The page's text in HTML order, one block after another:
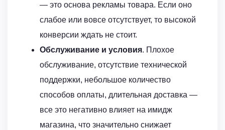
— это основа рекламы товара. Если оно
слабое или вовсе отсутствует, то высокой
конверсии ждать не стоит.
Обслуживание и условия. Плохое
обслуживание, отсутствие технической
поддержки, небольшое количество
способов оплаты, длительная доставка —
все это негативно влияет на имидж
магазина, что значительно снижает